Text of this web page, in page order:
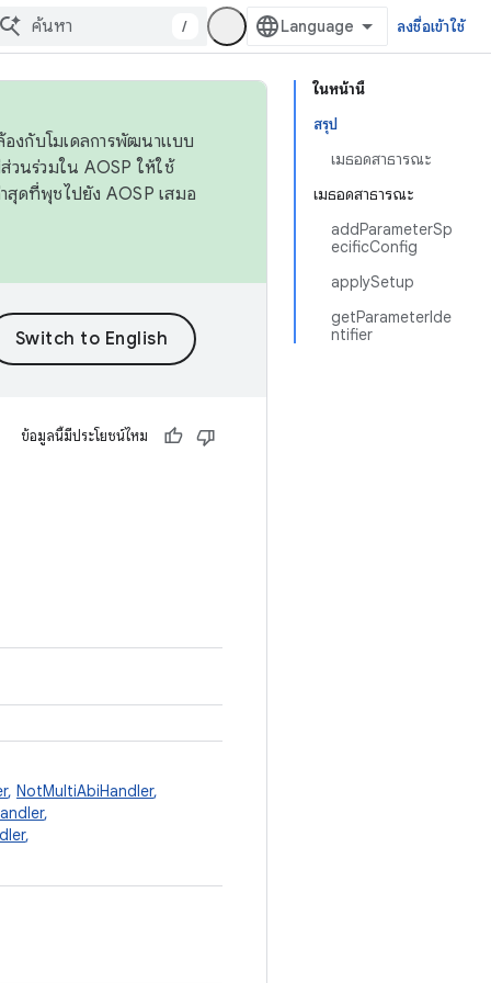
/ ลงชื่อเข้าใช้
ในหน้านี้
สรุป
เมธอดสาธารณะ
เมธอดสาธารณะ
addParameterSp
ecificConfig
applySetup
getParameterIde
ntifier
องกับโมเดลการพัฒนาแบบ
วนร่วมใน AOSP ให้ใช้
สุดที่พุชไปยัง AOSP เสมอ
ข้อมูลนี้มีประโยชน์ไหม
, NotMultiAbiHandler,
,
,